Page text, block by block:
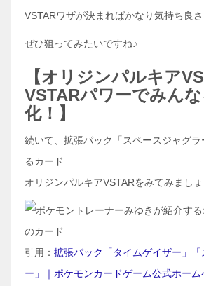
VSTARワザが決まればかなり気持ち良
ぜひ狙ってみたいですね♪
【オリジンパルキア
VSTARパワーでみん
化！】
続いて、拡張パック「スペースジャグ
るカード
オリジンパルキアVSTARをみてみまし
引用： 拡張パック「タイムゲイザー」「
ー」｜ポケモンカードゲーム公式ホー